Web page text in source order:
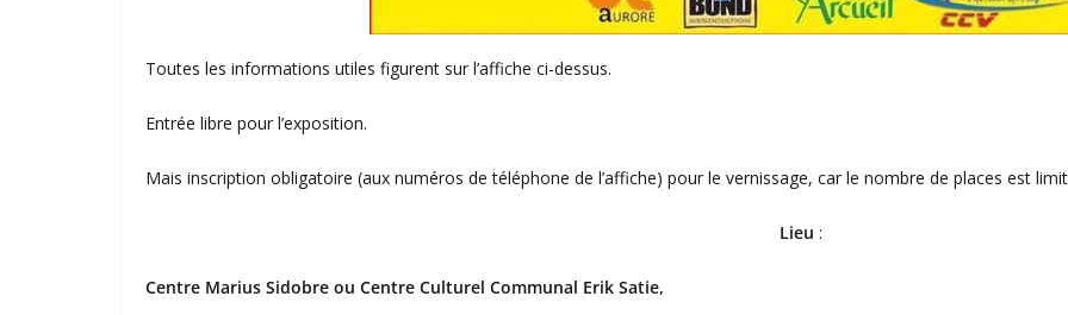
Toutes les informations utiles figurent sur l’affiche ci-dessus.
Entrée libre pour l’exposition.
Mais inscription obligatoire (aux numéros de téléphone de l’affiche) pour le vernissage, car le nombre de places est
Lieu :
Centre Marius Sidobre ou Centre Culturel Communal Erik Satie,